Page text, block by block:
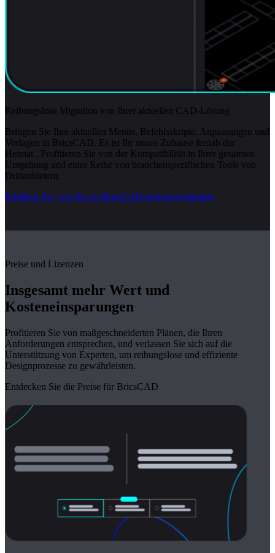
Reibungslose Migration von Ihrer aktuellen CAD-Lösung
Bringen Sie Ihre aktuellen Menüs, Befehlsskripte, Anpassungen und
Vorlagen in BricsCAD. Es ist Ihr neues Zuhause fernab der
Heimat.. Profitieren Sie von der Kompatibilität in Ihrer gesamten
Umgebung und einer Reihe von branchenspezifischen Tools von
Drittanbietern.
Erfahren Sie, wie Sie zu BricsCAD migrieren können
Preise und Lizenzen
Insgesamt mehr Wert und
Kosteneinsparungen
Profitieren Sie von maßgeschneiderten Plänen, die Ihren
Anforderungen entsprechen, und verlassen Sie sich auf die
Unterstützung von Experten, um reibungslose und effiziente
Designprozesse zu gewährleisten.
Entdecken Sie die Preise für BricsCAD